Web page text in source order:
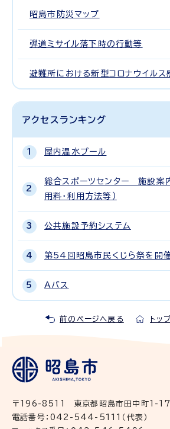
昭島市防災マップ
弾道ミサイル落下時の行動等
避難所における新型コロナウイル
アクセスランキング
屋内温水プール
総合スポーツセンター 施設案
用料・利用方法等）
公共施設予約システム
第54回昭島市民くじら祭を開
Aバス
前のページへ戻る トッ
〒196-8511 東京都昭島市田中町1-
電話番号：042-544-5111（代表）